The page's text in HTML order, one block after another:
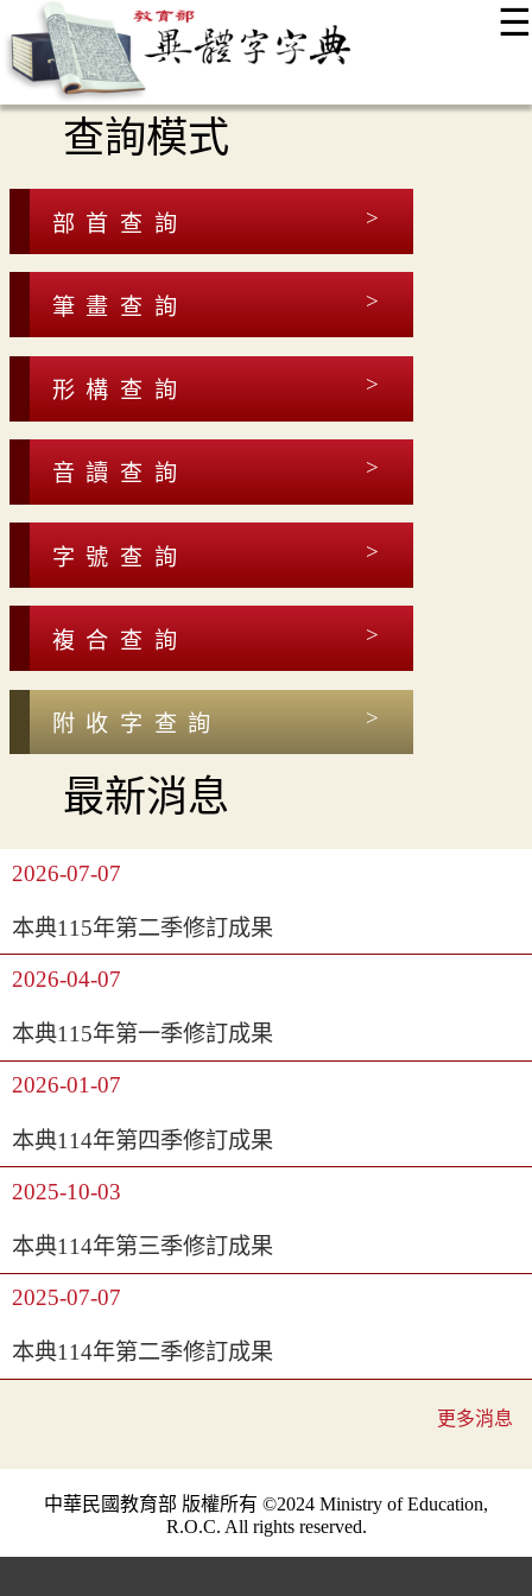
☰
最新消息
顯示模式
網站導覽
查詢模式
部首查詢
筆畫查詢
形構查詢
音讀查詢
字號查詢
複合查詢
附收字查詢
最新消息
2026-07-07
本典115年第二季修訂成果
2026-04-07
本典115年第一季修訂成果
2026-01-07
本典114年第四季修訂成果
2025-10-03
本典114年第三季修訂成果
2025-07-07
本典114年第二季修訂成果
更多消息
中華民國教育部 版權所有 ©2024 Ministry of Education,
R.O.C. All rights reserved.